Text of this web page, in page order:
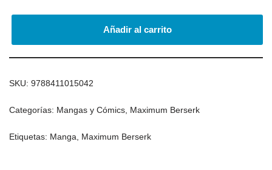
Añadir al carrito
SKU: 9788411015042
Categorías: Mangas y Cómics Maximum Berserk
Etiquetas: Manga Maximum Berserk